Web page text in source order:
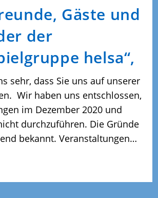
Gäste und
der
helsa“,
sehr, dass Sie uns auf unserer
Wir haben uns entschlossen,
im Dezember 2020 und
durchzuführen. Die Gründe
bekannt. Veranstaltungen…